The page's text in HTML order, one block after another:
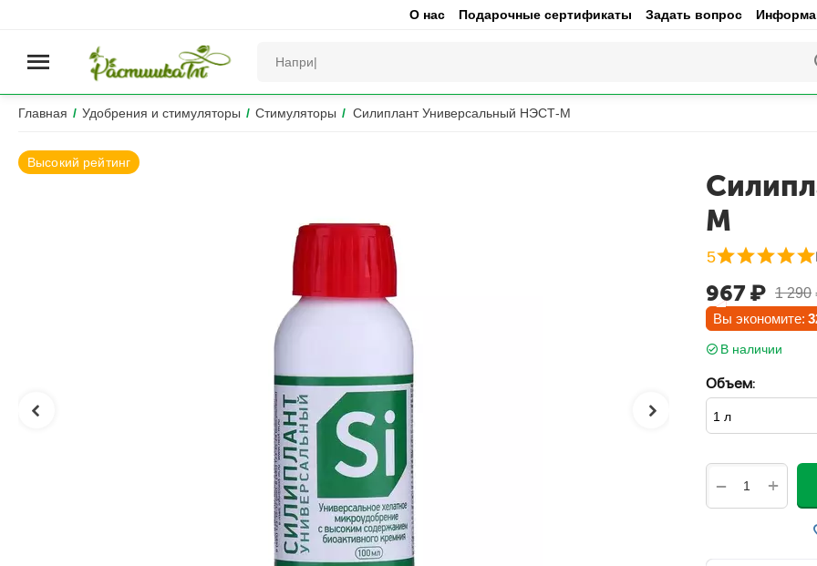
О нас Подарочные сертификаты Задать вопрос
Главная / Удобрения и стимуляторы / Стимуляторы / Силиплант Универсальный НЭСТ-М
Высокий рейтинг
М
5
967 ₽ 1 290
Вы экономите:
В наличии
Объем:
+
−